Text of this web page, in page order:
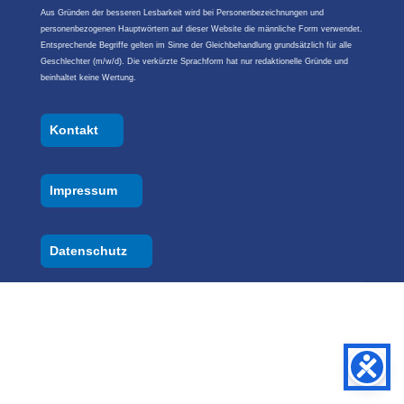
Aus Gründen der besseren Lesbarkeit wird bei Personenbezeichnungen und
personenbezogenen Hauptwörtern auf dieser Website die männliche Form verwendet.
Entsprechende Begriffe gelten im Sinne der Gleichbehandlung grundsätzlich für alle
Geschlechter (m/w/d). Die verkürzte Sprachform hat nur redaktionelle Gründe und
beinhaltet keine Wertung.
Kontakt
Impressum
Datenschutz